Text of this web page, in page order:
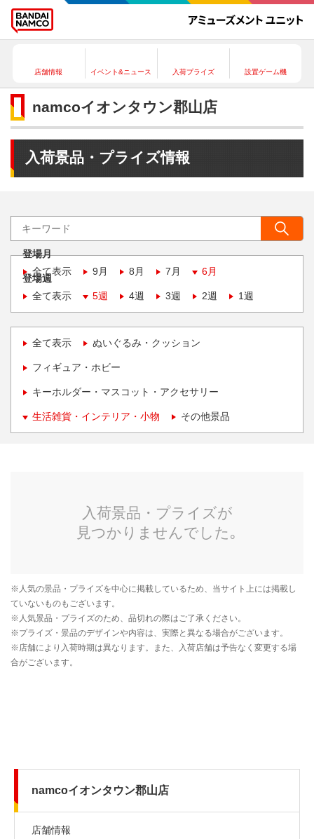
店舗情報 イベント&ニュース 入荷プライズ 設置ゲーム機
namcoイオンタウン郡山店
入荷景品・プライズ情報
登場月
全て表示
9月 8月 7月 6月
登場週
全て表示
5週 4週 3週 2週 1週
全て表示 ぬいぐるみ・クッション
フィギュア・ホビー
キーホルダー・マスコット・アクセサリー
生活雑貨・インテリア・小物 その他景品
namcoイオンタウン郡山店
店舗情報